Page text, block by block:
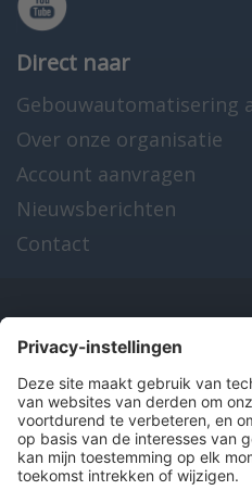
Direct naar
Gebouwautomatisering
Over onze organisatie
Account aanvragen
Nieuwsberichten
Contact
Onze producten
en diensten
Over Hitma
Algemene voorwaarden